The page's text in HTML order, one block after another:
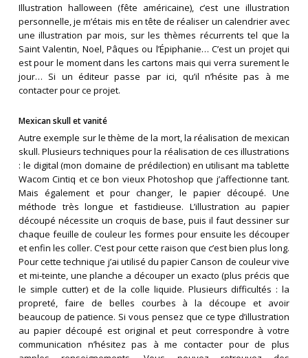
Illustration halloween (fête américaine), c’est une illustration
personnelle, je m’étais mis en tête de réaliser un calendrier avec
une illustration par mois, sur les thèmes récurrents tel que la
Saint Valentin, Noel, Pâques ou l’Épiphanie… C’est un projet qui
est pour le moment dans les cartons mais qui verra surement le
jour… Si un éditeur passe par ici, qu’il n’hésite pas à me
contacter pour ce projet.
Mexican skull et vanité
Autre exemple sur le thème de la mort, la réalisation de mexican
skull. Plusieurs techniques pour la réalisation de ces illustrations
: le digital (mon domaine de prédilection) en utilisant ma tablette
Wacom Cintiq et ce bon vieux Photoshop que j’affectionne tant.
Mais également et pour changer, le papier découpé. Une
méthode très longue et fastidieuse. L’illustration au papier
découpé nécessite un croquis de base, puis il faut dessiner sur
chaque feuille de couleur les formes pour ensuite les découper
et enfin les coller. C’est pour cette raison que c’est bien plus long.
Pour cette technique j’ai utilisé du papier Canson de couleur vive
et mi-teinte, une planche a découper un exacto (plus précis que
le simple cutter) et de la colle liquide. Plusieurs difficultés : la
propreté, faire de belles courbes à la découpe et avoir
beaucoup de patience. Si vous pensez que ce type d’illustration
au papier découpé est original et peut correspondre à votre
communication n’hésitez pas à me contacter pour de plus